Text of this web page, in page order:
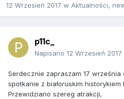
12 Wrzesień 2017 w Aktualności,
p11c_
Napisano 12 Wrzesień 2017
Serdecznie zapraszam 17 września
spotkanie z białoruskim historykiem
Przewidziano szereg atrakcji,